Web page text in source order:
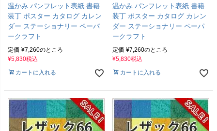
温かみ パンフレット表紙 書籍
装丁 ポスター カタログ カレン
ダー ステーショナリー ペーパ
ークラフト
定価 ¥7,260のところ
¥5,830税込
カートに入れる
温かみ パンフレット表紙 書籍
装丁 ポスター カタログ カレン
ダー ステーショナリー ペーパ
ークラフト
定価 ¥7,260のところ
¥5,830税込
カートに入れる